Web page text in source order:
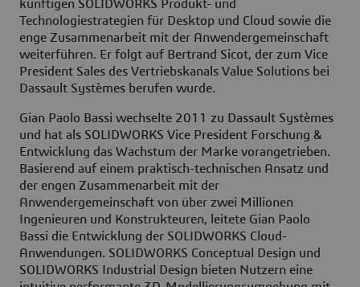
künftigen SOLIDWORKS Produkt- und
Technologiestrategien für Desktop und Cloud sowie die
enge Zusammenarbeit mit der Anwendergemeinschaft
weiterführen. Er folgt auf Bertrand Sicot, der zum Vice
President Sales des Vertriebskanals Value Solutions bei
Dassault Systèmes berufen wurde.
Gian Paolo Bassi wechselte 2011 zu Dassault Systèmes
und hat als SOLIDWORKS Vice President Forschung &
Entwicklung das Wachstum der Marke vorangetrieben.
Basierend auf einem praktisch-technischen Ansatz und
der engen Zusammenarbeit mit der
Anwendergemeinschaft von über zwei Millionen
Ingenieuren und Konstrukteuren, leitete Gian Paolo
Bassi die Entwicklung der SOLIDWORKS Cloud-
Anwendungen. SOLIDWORKS Conceptual Design und
SOLIDWORKS Industrial Design bieten Nutzern eine